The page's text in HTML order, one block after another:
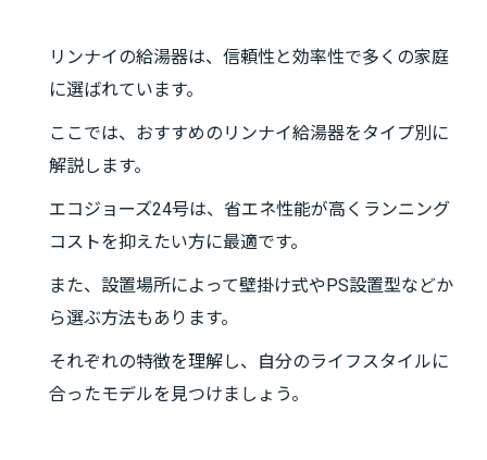
リンナイの給湯器は、信頼性と効率性で多くの家庭
に選ばれています。
ここでは、おすすめのリンナイ給湯器をタイプ別に
解説します。
エコジョーズ24号は、省エネ性能が高くランニング
コストを抑えたい方に最適です。
また、設置場所によって壁掛け式やPS設置型などか
ら選ぶ方法もあります。
それぞれの特徴を理解し、自分のライフスタイルに
合ったモデルを見つけましょう。